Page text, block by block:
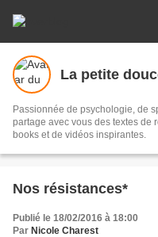
La petite
Passionnée de psychologie, de
partage avec vous des textes de
books et de vidéos inspirantes.
Nos résistances*
Publié le 18/02/2016 à 18:00
Par Nicole Charest